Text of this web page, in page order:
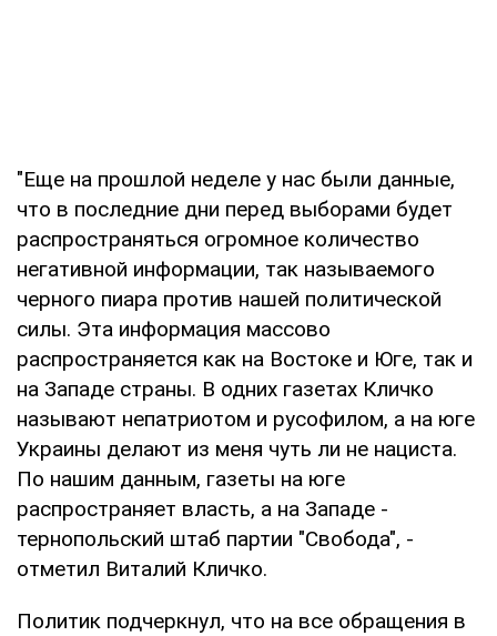
"Еще на прошлой неделе у нас были данные,
что в последние дни перед выборами будет
распространяться огромное количество
негативной информации, так называемого
черного пиара против нашей политической
силы. Эта информация массово
распространяется как на Востоке и Юге, так и
на Западе страны. В одних газетах Кличко
называют непатриотом и русофилом, а на юге
Украины делают из меня чуть ли не нациста.
По нашим данным, газеты на юге
распространяет власть, а на Западе -
тернопольский штаб партии "Свобода", -
отметил Виталий Кличко.
Политик подчеркнул, что на все обращения в